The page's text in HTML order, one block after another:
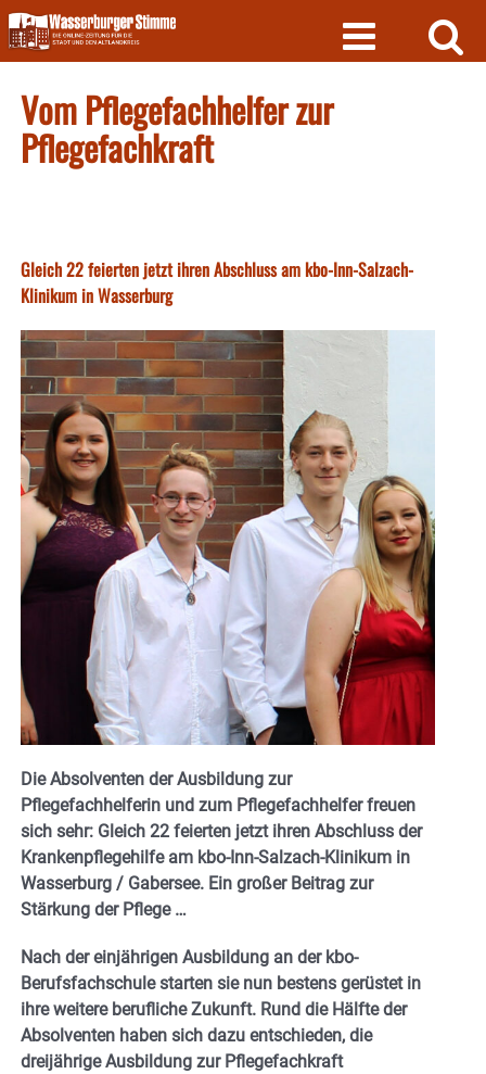
Skip
to
content
Vom Pflegefachhelfer zur
Pflegefachkraft
Gleich 22 feierten jetzt ihren Abschluss am kbo-Inn-Salzach-
Klinikum in Wasserburg
Die Absolventen der Ausbildung zur
Pflegefachhelferin und zum Pflegefachhelfer freuen
sich sehr: Gleich 22 feierten jetzt ihren Abschluss der
Krankenpflegehilfe am kbo-Inn-Salzach-Klinikum in
Wasserburg / Gabersee. Ein großer Beitrag zur
Stärkung der Pflege …
Nach der einjährigen Ausbildung an der kbo-
Berufsfachschule starten sie nun bestens gerüstet in
ihre weitere berufliche Zukunft. Rund die Hälfte der
Absolventen haben sich dazu entschieden, die
dreijährige Ausbildung zur Pflegefachkraft